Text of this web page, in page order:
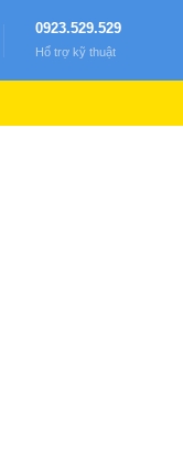
0923.529.529
Hổ trợ kỹ thuật